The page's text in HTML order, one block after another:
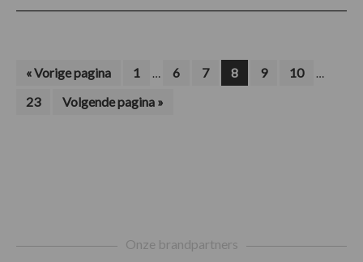
«Ga
Vorige pagina Pagina
1
Interim
zijn
… Pagina
6 Pagina
7 Pagina
8 Pagina
9 Pagina
10 …
Pagina
23
Ga
naar
Volgende pagina »
Onze brandpartners